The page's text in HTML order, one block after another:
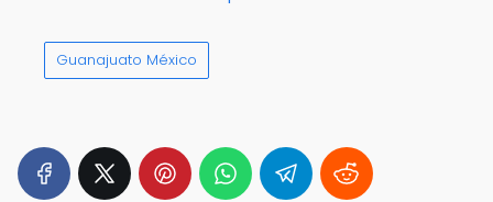
Guanajuato México